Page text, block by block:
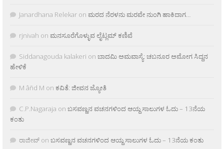
Janardhana Relekar on ಮರದ ನೆರಳನು ಮರವೇ ನುಂಗಿ ಹಾಕಿದಾಗ…
rjnivah on ಮನಸೂರೆಗೊಳ್ಳುವ ಲೈಟ್ಲಮ್ ಕಣಿವೆ
Siddanagouda kalakeri on ಬಾದಮಿ ಅಮವಾಸ್ಯೆ: ಚಬನೂರ ಅಮೋಗ ಸಿದ್ದನ
ಹೇಳಿಕೆ
M âñd M on ಕವಿತೆ: ಜೀವನ ಜ್ಯೋತಿ
C.P.Nagaraja on ಬಸವಣ್ಣನ ವಚನಗಳಿಂದ ಆಯ್ದ ಸಾಲುಗಳ ಓದು – 13ನೆಯ
ಕಂತು
ರಾಜೀವ್ on ಬಸವಣ್ಣನ ವಚನಗಳಿಂದ ಆಯ್ದ ಸಾಲುಗಳ ಓದು – 13ನೆಯ ಕಂತು